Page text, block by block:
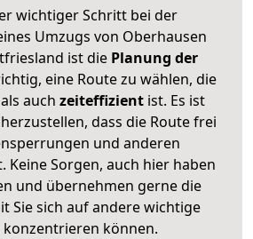
wichtiger Schritt bei der
Umzugs von Oberhausen
ist diePlanung der
eine Route zu wählen, die
auch zeiteffizientist. Es ist
dass die Route frei
und anderen
Keine Sorgen, auch hier haben
und übernehmen gerne die
Sie sich auf andere wichtige
konzentrieren können.